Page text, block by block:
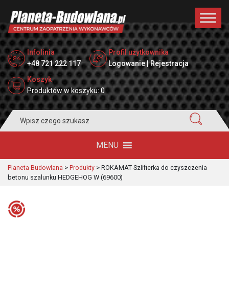
Infolinia
+48 721 222 117
Profil użytkownika
Logowanie | Rejestracja
Koszyk
Produktów w koszyku: 0
for:
MENU
Planeta Budowlana > Produkty > ROKAMAT Szlifierka do czyszczenia
betonu szalunku HEDGEHOG W (69600)